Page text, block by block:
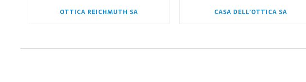
OTTICA REICHMUTH SA CASA DELL’OTTICA SA